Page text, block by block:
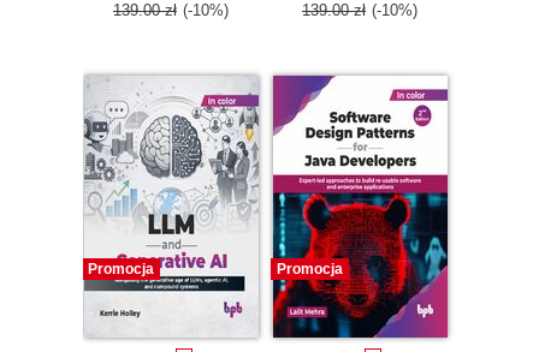
139.00 zł (-10%) 139.00 zł (-10%)
Promocja Promocja